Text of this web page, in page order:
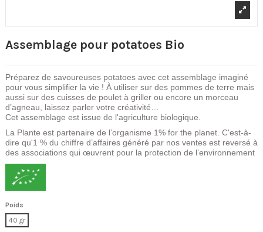
Assemblage pour potatoes Bio
Préparez de savoureuses potatoes avec cet assemblage imaginé
pour vous simplifier la vie ! À utiliser sur des pommes de terre mais
aussi sur des cuisses de poulet à griller ou encore un morceau
d’agneau, laissez parler votre créativité…
Cet assemblage est issue de l'agriculture biologique.
La Plante est partenaire de l’organisme 1% for the planet. C'est-à-
dire qu'1 % du chiffre d’affaires généré par nos ventes est reversé à
des associations qui œuvrent pour la protection de l’environnement
Poids
40 gr